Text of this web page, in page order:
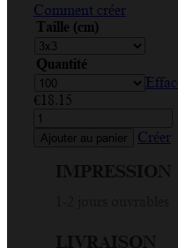
Comment créer
Taille (cm)
Quantité
€18.15
quantité
de
Homemade,
Ajouter au panier Créer